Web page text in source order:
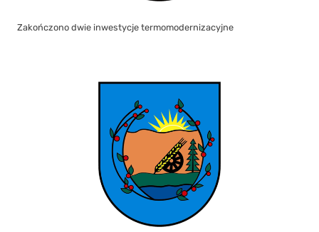
Zakończono dwie inwestycje termomodernizacyjne